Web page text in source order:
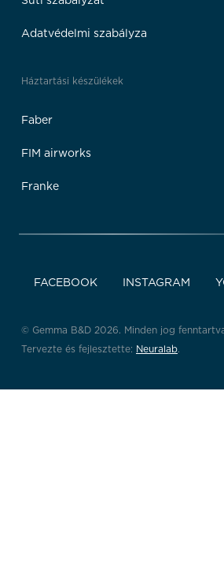
Adatvédelmi szabályza
Háztartási készülékek
Faber
FIM airworks
Franke
FACEBOOK INSTAGRAM
© Gemma B&D 2026. Minden jog
Tervezte és fejlesztette: Neuralab.